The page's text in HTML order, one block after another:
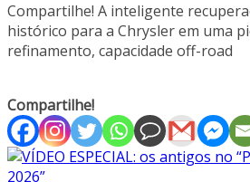
Compartilhe! A inteligente
histórico para a Chrysler em uma
refinamento, capacidade off-road
Compartilhe!